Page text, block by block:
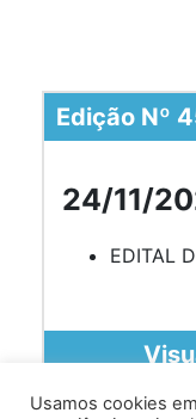
Edição Nº
24/11/
EDITAL
Usamos cookies